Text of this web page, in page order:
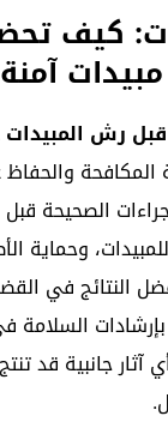
كيف
رش المبيدات
المكافحة
الصحيحة
وحماية
النتائج في
السلامة
آثار جانبية قد